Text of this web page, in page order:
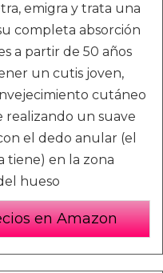
emigra y trata una
completa absorción
a partir de 50 años
un cutis joven,
cutáneo
realizando un suave
el dedo anular (el
tiene) en la zona
hueso
en Amazon